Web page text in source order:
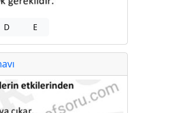
D E